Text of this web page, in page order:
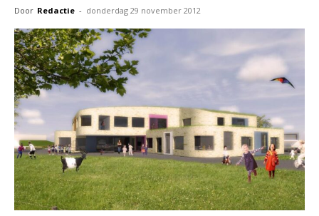
Door Redactie - donderdag 29 november 2012